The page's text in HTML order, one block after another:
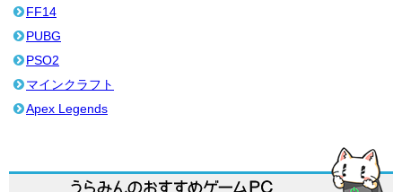
FF14
PUBG
PSO2
マインクラフト
Apex Legends